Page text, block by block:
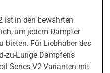
ist in den bewährten
um jedem Dampfer
bieten. Für Liebhaber des
zu-Lunge Dampfens
Series V2 Varianten mit